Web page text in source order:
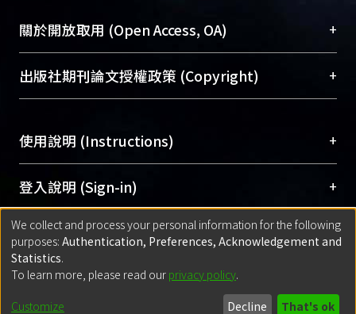
成果。
To permanently archive and promote researcher
profiles and scholarly works, Library integrates the
services of “NTU Repository” with “Academic
Sciences Library)
關於開放取用 (Open Access, OA) +
開放取用是從使用者角度提升資訊取用性的社會運
動，應用在學術研究上是透過將研究著作公開供使
用逐年攀升。同時可加速研究發展、提升研究影響
Archive）平台。 （點選深入了解OA）
出版社期刊論文授權政策 (Copyright) +
含部分內容的版權非匯入者所有，或由第三方贊
助與合作完成，請確認該版權所有者及第三方同
意提供此授權。
Please represent that the submission is your
original work, and that you have the right to
grant the rights to upload.
若欲上傳已出版的全文電子檔，可使用
policy finder
網站查詢，以確認出版單位之版權
使用說明 (Instructions) +
網站簡介(Quickstart Guide)
使用手冊(Instruction Manual)
線上預約服務(Booking Service)
登入說明 (Sign-in) +
方案一：臺灣大學計算機中心帳號登入
(With C&INC Email Account)
方案二：ORCID帳號登入(With ORCID)
匯入著作 (Submission) +
方案一：定期更新ORCID者，以ID匯入
for identifier (ORCID))
Built withDSpace-CRIS software
- Extension maintained and optimized
We collect and process your personal information for the following
purposes: Authentication, Preferences, Acknowledgement and
Statistics.
To learn more, please read our privacy policy.
Customize Decline That's ok